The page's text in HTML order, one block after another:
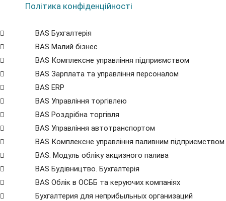
Політика конфіденційності
BAS Бухгалтерія
BAS Малий бізнес
BAS Комплексне управління підприємством
BAS Зарплата та управління персоналом
BAS ERP
BAS Управління торгівлею
BAS Роздрібна торгівля
BAS Управління автотранспортом
BAS Комплексне управління паливним підприємством
BAS. Модуль обліку акцизного палива
BAS Будівництво. Бухгалтерія
BAS Облік в ОСББ та керуючих компаніях
Бухгалтерия для неприбыльных организаций